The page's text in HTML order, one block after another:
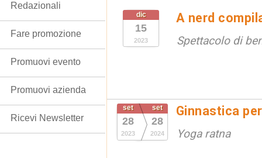
dic
15
2023
A nerd
Spettacolo di
set
28
2023
set
28
2024
Ginnastica
Yoga ratna
Redazionali
Fare promozione
Promuovi evento
Promuovi azienda
Ricevi Newsletter